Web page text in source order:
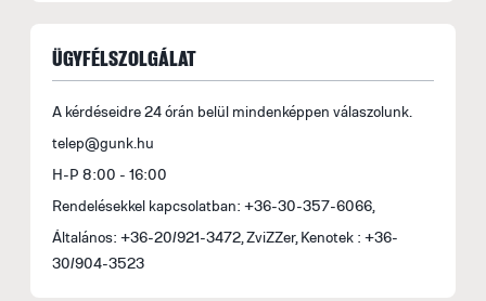
ÜGYFÉLSZOLGÁLAT
A kérdéseidre 24 órán belül mindenképpen válaszolunk.
telep@gunk.hu
H-P 8:00 - 16:00
Rendelésekkel kapcsolatban: +36-30-357-6066,
Általános: +36-20/921-3472, ZviZZer, Kenotek : +36-
30/904-3523